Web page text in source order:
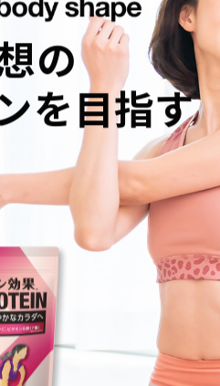
の
を目指す